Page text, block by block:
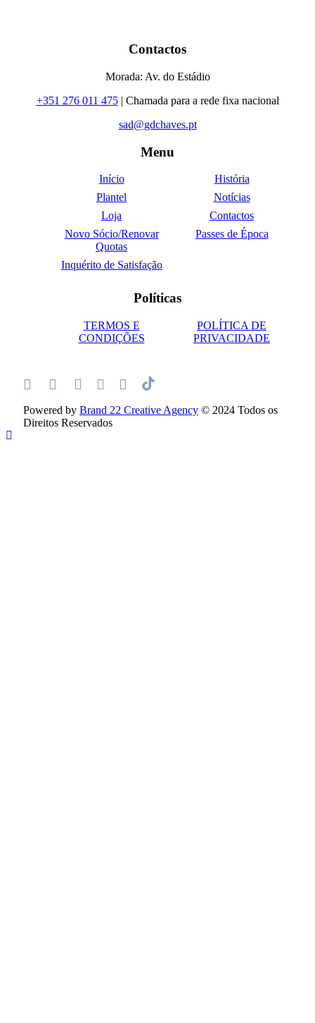
Contactos
Morada: Av. do Estádio
+351 276 011 475| Chamada para a rede fixa nacional
sad@gdchaves.pt
Menu
Início
História
Plantel
Notícias
Loja
Contactos
Novo Sócio/Renovar
Quotas
Passes de Época
Inquérito de Satisfação
Políticas
TERMOS E
CONDIÇÕES
POLÍTICA DE
PRIVACIDADE
Powered by Brand 22 Creative Agency © 2024 Todos os
Direitos Reservados